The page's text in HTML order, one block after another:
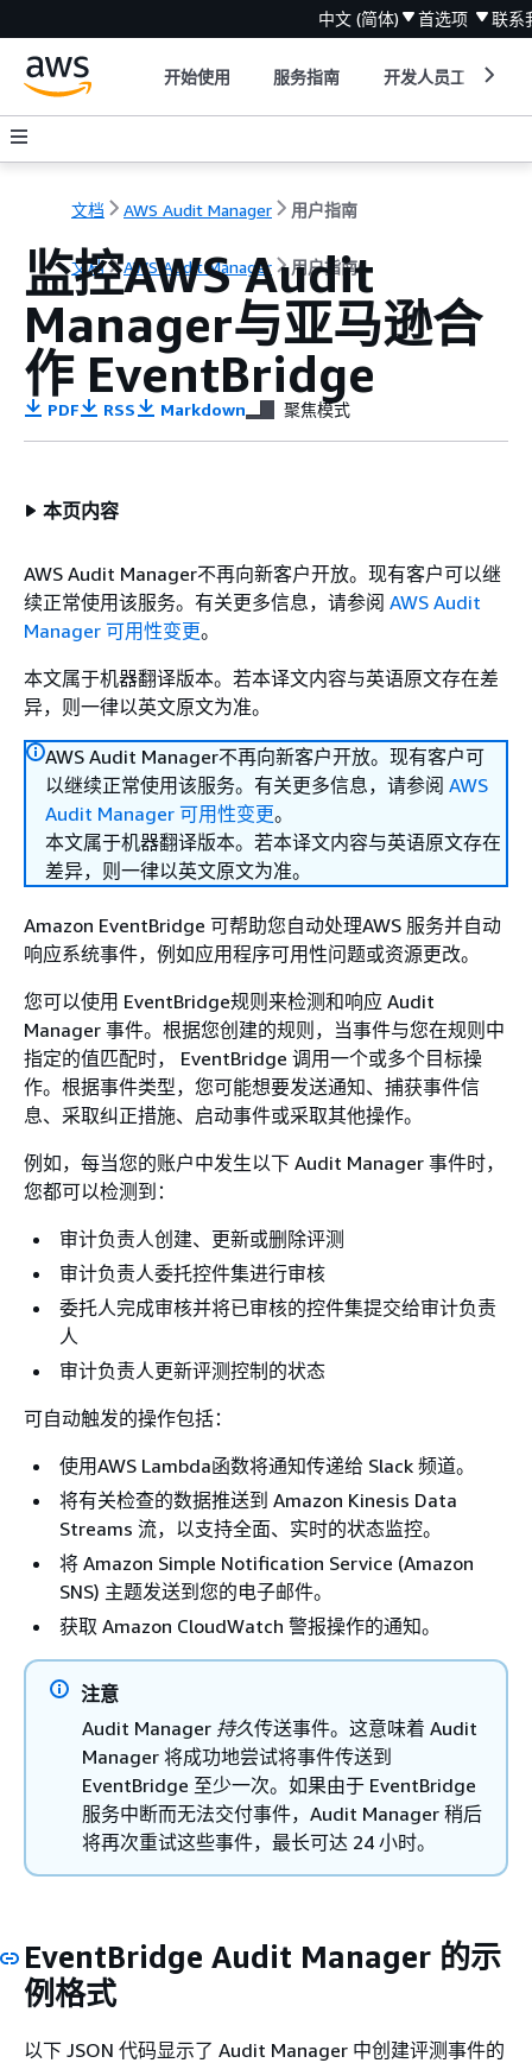
中文 (简体) 首选项 联系
开始使用 服务指南 开发人员工具
文档 AWS Audit Manager 用户指南
文档 AWS Audit Manager 用户指南
监控AWS Audit
Manager与亚马逊合
作 EventBridge
PDF RSS Markdown 聚焦模式
本页内容
AWS Audit Manager不再向新客户开放。现有客户可以继
续正常使用该服务。有关更多信息，请参阅 AWS Audit
Manager 可用性变更。
本文属于机器翻译版本。若本译文内容与英语原文存在差
异，则一律以英文原文为准。
AWS Audit Manager不再向新客户开放。现有客户可
以继续正常使用该服务。有关更多信息，请参阅 AWS
Audit Manager 可用性变更。
本文属于机器翻译版本。若本译文内容与英语原文存在
差异，则一律以英文原文为准。
Amazon EventBridge 可帮助您自动处理AWS 服务并自动
响应系统事件，例如应用程序可用性问题或资源更改。
您可以使用 EventBridge规则来检测和响应 Audit
Manager 事件。根据您创建的规则，当事件与您在规则中
指定的值匹配时， EventBridge 调用一个或多个目标操
作。根据事件类型，您可能想要发送通知、捕获事件信
息、采取纠正措施、启动事件或采取其他操作。
例如，每当您的账户中发生以下 Audit Manager 事件时，
您都可以检测到：
审计负责人创建、更新或删除评测
审计负责人委托控件集进行审核
委托人完成审核并将已审核的控件集提交给审计负责
人
审计负责人更新评测控制的状态
可自动触发的操作包括：
使用AWS Lambda函数将通知传递给 Slack 频道。
将有关检查的数据推送到 Amazon Kinesis Data
Streams 流，以支持全面、实时的状态监控。
将 Amazon Simple Notiﬁcation Service (Amazon
SNS) 主题发送到您的电子邮件。
获取 Amazon CloudWatch 警报操作的通知。
注意
Audit Manager 持久传送事件。这意味着 Audit
Manager 将成功地尝试将事件传送到
EventBridge 至少一次。如果由于 EventBridge
服务中断而无法交付事件，Audit Manager 稍后
将再次重试这些事件，最长可达 24 小时。
EventBridge Audit Manager 的示
例格式
以下 JSON 代码显示了 Audit Manager 中创建评测事件的